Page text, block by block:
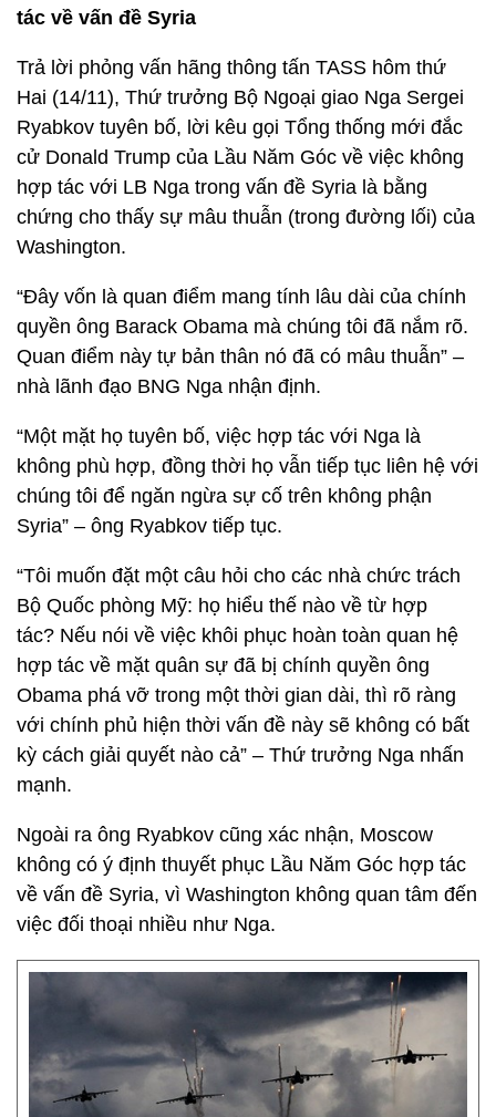
tác về vấn đề Syria
Trả lời phỏng vấn hãng thông tấn TASS hôm thứ
Hai (14/11), Thứ trưởng Bộ Ngoại giao Nga Sergei
Ryabkov tuyên bố, lời kêu gọi Tổng thống mới đắc
cử Donald Trump của Lầu Năm Góc về việc không
hợp tác với LB Nga trong vấn đề Syria là bằng
chứng cho thấy sự mâu thuẫn (trong đường lối) của
Washington.
“Đây vốn là quan điểm mang tính lâu dài của chính
quyền ông Barack Obama mà chúng tôi đã nắm rõ.
Quan điểm này tự bản thân nó đã có mâu thuẫn” –
nhà lãnh đạo BNG Nga nhận định.
“Một mặt họ tuyên bố, việc hợp tác với Nga là
không phù hợp, đồng thời họ vẫn tiếp tục liên hệ với
chúng tôi để ngăn ngừa sự cố trên không phận
Syria” – ông Ryabkov tiếp tục.
“Tôi muốn đặt một câu hỏi cho các nhà chức trách
Bộ Quốc phòng Mỹ: họ hiểu thế nào về từ hợp
tác? Nếu nói về việc khôi phục hoàn toàn quan hệ
hợp tác về mặt quân sự đã bị chính quyền ông
Obama phá vỡ trong một thời gian dài, thì rõ ràng
với chính phủ hiện thời vấn đề này sẽ không có bất
kỳ cách giải quyết nào cả” – Thứ trưởng Nga nhấn
mạnh.
Ngoài ra ông Ryabkov cũng xác nhận, Moscow
không có ý định thuyết phục Lầu Năm Góc hợp tác
về vấn đề Syria, vì Washington không quan tâm đến
việc đối thoại nhiều như Nga.